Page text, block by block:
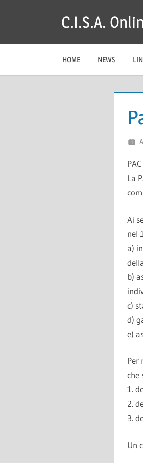
C.I.S.A.
HOME NEWS
PAC
La
Ai
nel
a)
b)
c)
d)
e)
Per
che
1.
2.
3.
Un